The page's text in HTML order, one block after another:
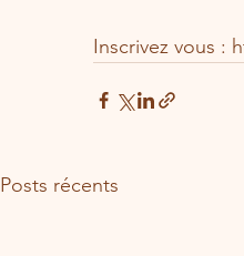
Inscrivez vous :
Posts récents